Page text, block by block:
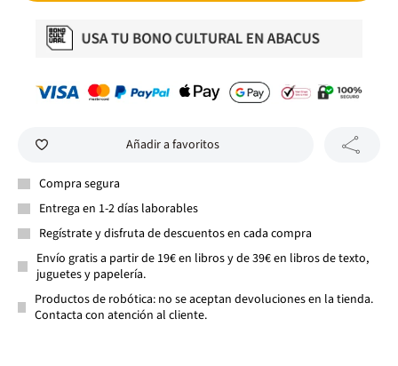
Añadir a favoritos
Compra segura
Entrega en 1-2 días laborables
Regístrate y disfruta de descuentos en cada compra
Envío gratis a partir de 19€ en libros y de 39€ en libros de texto,
juguetes y papelería.
Productos de robótica: no se aceptan devoluciones en la tienda.
Contacta con atención al cliente.